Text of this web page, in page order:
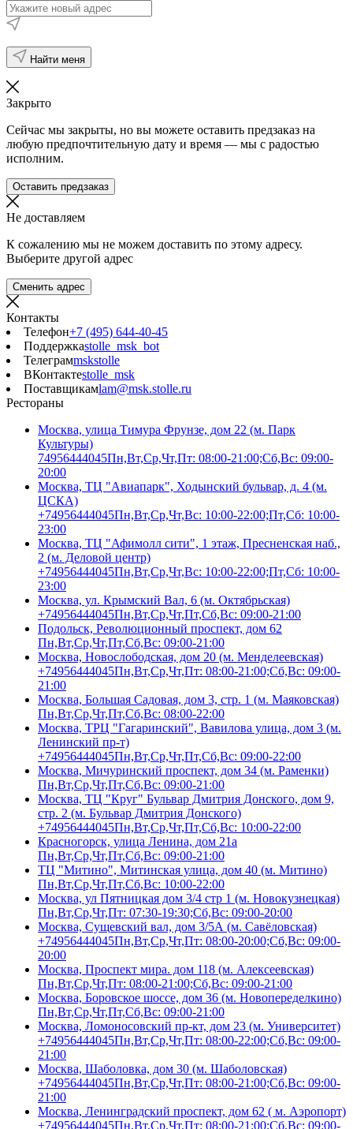
Найти меня
Закрыто
Сейчас мы закрыты, но вы можете оставить предзаказ на
любую предпочтительную дату и время — мы с радостью
исполним.
Оставить предзаказ
Не доставляем
К сожалению мы не можем доставить по этому адресу.
Выберите другой адрес
Сменить адрес
Контакты
Телефон+7 (495) 644-40-45
Поддержкаstolle_msk_bot
Телеграмmskstolle
ВКонтактеstolle_msk
Поставщикамlam@msk.stolle.ru
Рестораны
Москва, улица Тимура Фрунзе, дом 22 (м. Парк
Культуры)
74956444045Пн,Вт,Ср,Чт,Пт: 08:00-21:00;Сб,Вс: 09:00-
20:00
Москва, ТЦ "Авиапарк", Ходынский бульвар, д. 4 (м.
ЦСКА)
+74956444045Пн,Вт,Ср,Чт,Вс: 10:00-22:00;Пт,Сб: 10:00-
23:00
Москва, ТЦ "Афимолл сити", 1 этаж, Пресненская наб.,
2 (м. Деловой центр)
+74956444045Пн,Вт,Ср,Чт,Вс: 10:00-22:00;Пт,Сб: 10:00-
23:00
Москва, ул. Крымский Вал, 6 (м. Октябрьская)
+74956444045Пн,Вт,Ср,Чт,Пт,Сб,Вс: 09:00-21:00
Подольск, Революционный проспект, дом 62
Пн,Вт,Ср,Чт,Пт,Сб,Вс: 09:00-21:00
Москва, Новослободская, дом 20 (м. Менделеевская)
+74956444045Пн,Вт,Ср,Чт,Пт: 08:00-21:00;Сб,Вс: 09:00-
21:00
Москва, Большая Садовая, дом 3, стр. 1 (м. Маяковская)
Пн,Вт,Ср,Чт,Пт,Сб,Вс: 08:00-22:00
Москва, ТРЦ "Гагаринский", Вавилова улица, дом 3 (м.
Ленинский пр-т)
+74956444045Пн,Вт,Ср,Чт,Пт,Сб,Вс: 09:00-22:00
Москва, Мичуринский проспект, дом 34 (м. Раменки)
Пн,Вт,Ср,Чт,Пт,Сб,Вс: 09:00-21:00
Москва, ТЦ "Круг" Бульвар Дмитрия Донского, дом 9,
стр. 2 (м. Бульвар Дмитрия Донского)
+74956444045Пн,Вт,Ср,Чт,Пт,Сб,Вс: 10:00-22:00
Красногорск, улица Ленина, дом 21а
Пн,Вт,Ср,Чт,Пт,Сб,Вс: 09:00-21:00
ТЦ "Митино", Митинская улица, дом 40 (м. Митино)
Пн,Вт,Ср,Чт,Пт,Сб,Вс: 10:00-22:00
Москва, ул Пятницкая дом 3/4 стр 1 (м. Новокузнецкая)
Пн,Вт,Ср,Чт,Пт: 07:30-19:30;Сб,Вс: 09:00-20:00
Москва, Сущевский вал, дом 3/5А (м. Савёловская)
+74956444045Пн,Вт,Ср,Чт,Пт: 08:00-20:00;Сб,Вс: 09:00-
20:00
Москва, Проспект мира. дом 118 (м. Алексеевская)
Пн,Вт,Ср,Чт,Пт: 08:00-21:00;Сб,Вс: 09:00-21:00
Москва, Боровское шоссе, дом 36 (м. Новопеределкино)
Пн,Вт,Ср,Чт,Пт,Сб,Вс: 09:00-21:00
Москва, Ломоносовский пр-кт, дом 23 (м. Университет)
+74956444045Пн,Вт,Ср,Чт,Пт: 08:00-22:00;Сб,Вс: 09:00-
21:00
Москва, Шаболовка, дом 30 (м. Шаболовская)
+74956444045Пн,Вт,Ср,Чт,Пт: 08:00-21:00;Сб,Вс: 09:00-
21:00
Москва, Ленинградский проспект, дом 62 ( м. Аэропорт)
+74956444045Пн,Вт,Ср,Чт,Пт: 08:00-21:00;Сб,Вс: 09:00-